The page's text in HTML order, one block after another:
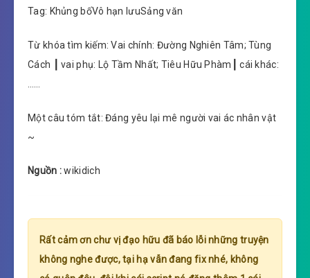
Tag: Khủng bốVô hạn lưuSảng văn
Từ khóa tìm kiếm: Vai chính: Đường Nghiên Tâm; Tùng
Cách ┃ vai phụ: Lộ Tầm Nhất; Tiêu Hữu Phàm┃ cái khác:
Một câu tóm tắt: Đáng yêu lại mê người vai ác nhân vật
~
Nguồn :wikidich
Rất cảm ơn chư vị đạo hữu đã báo lỗi những truyện
không nghe được, tại hạ vẫn đang fix nhé, không